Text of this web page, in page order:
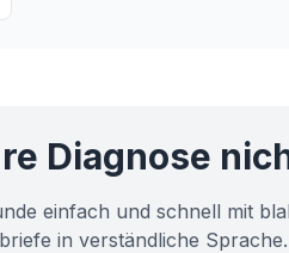
Diagnose
einfach und schnell mit
in verständliche Sprache.